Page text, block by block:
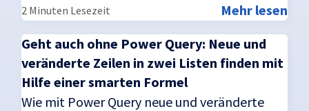
2 Minuten Lesezeit
Mehr lesen
Geht auch ohne Power Query: Neue und
veränderte Zeilen in zwei Listen finden mit
Hilfe einer smarten Formel
Wie mit Power Query neue und veränderte